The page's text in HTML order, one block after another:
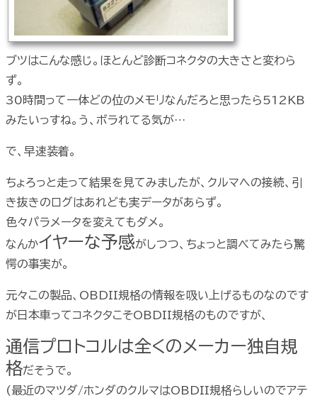
ブツはこんな感じ。ほとんど診断コネクタの大きさと変わら
ず。
30時間って一体どの位のメモリなんだろと思ったら512KB
みたいっすね。う、ボラれてる気が…
で、早速装着。
ちょろっと走って結果を見てみましたが、クルマへの接続、引
き抜きのログはあれども実データがあらず。
色々パラメータを変えてもダメ。
なんかイヤーな予感がしつつ、ちょっと調べてみたら驚
愕の事実が。
元々この製品、OBDII規格の情報を吸い上げるものなのです
が日本車ってコネクタこそOBDII規格のものですが、
通信プロトコルは全くのメーカー独自規
格だそうで。
(最近のマツダ/ホンダのクルマはOBDII規格らしいのでアテ